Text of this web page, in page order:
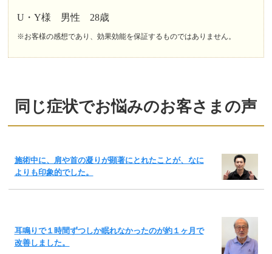
U・Y様 男性 28歳
※お客様の感想であり、効果効能を保証するものではありません。
同じ症状でお悩みのお客さまの声
施術中に、肩や首の凝りが顕著にとれたことが、なに
よりも印象的でした。
耳鳴りで１時間ずつしか眠れなかったのが約１ヶ月で
改善しました。